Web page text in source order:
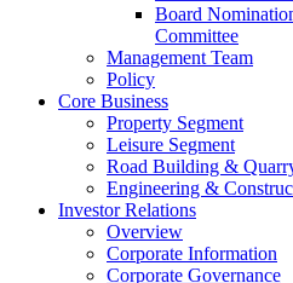
Board
Committee
Management Team
Policy
Core Business
Property Segment
Leisure Segment
Road Building &
Engineering &
Investor Relations
Overview
Corporate Information
Corporate Governance